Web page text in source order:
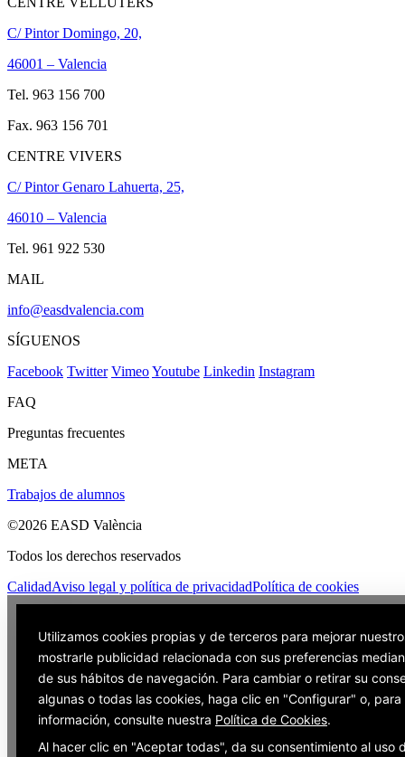
C/ Pintor Domingo, 20,
46001 – Valencia
Tel. 963 156 700
Fax. 963 156 701
CENTRE VIVERS
C/ Pintor Genaro Lahuerta, 25,
46010 – Valencia
Tel. 961 922 530
MAIL
info@easdvalencia.com
SÍGUENOS
Facebook Twitter VimeoYoutube Linkedin Instagram
FAQ
Preguntas frecuentes
META
Trabajos de alumnos
©2026 EASD València
Todos los derechos reservados
CalidadAviso legal y política de privacidadPolítica de cookies
Utilizamos cookies propias y de terceros para mejorar
mostrarle publicidad relacionada con sus preferencias
de sus hábitos de navegación. Para cambiar o retirar su
algunas o todas las cookies, haga clic en "Configurar" o, para
información, consulte nuestra Política de Cookies.
Al hacer clic en "Aceptar todas", da su consentimiento al uso